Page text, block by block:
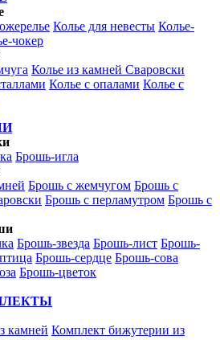
Колье для невесты Колье-
чокер
Колье из камней Сваровски
Колье с опалами Колье с
Брошь-игла
Брошь с жемчугом Брошь с
Брошь с перламутром Брошь с
Брошь-звезда Брошь-лист Брошь-
Брошь-сердце Брошь-сова
Брошь-цветок
камней Комплект бижутерии из